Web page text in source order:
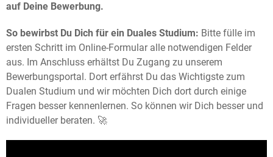
auf Deine Bewerbung.
So bewirbst Du Dich für ein Duales Studium: Bitte fülle im
ersten Schritt im Online-Formular alle notwendigen Felder
aus. Im Anschluss erhältst Du Zugang zu unserem
Bewerbungsportal. Dort erfährst Du das Wichtigste zum
Dualen Studium und wir möchten Dich dort durch einige
Fragen besser kennenlernen. So können wir Dich besser und
individueller beraten. 🚀